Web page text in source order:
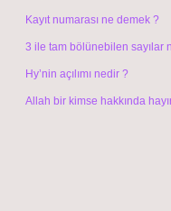
Kayıt numarası ne demek ?
3 ile tam bölünebilen sayılar
Hy’nin açılımı nedir ?
Allah bir kimse hakkında